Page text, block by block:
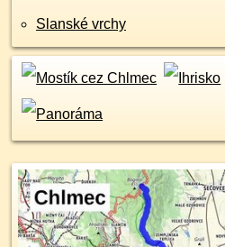
Slanské vrchy